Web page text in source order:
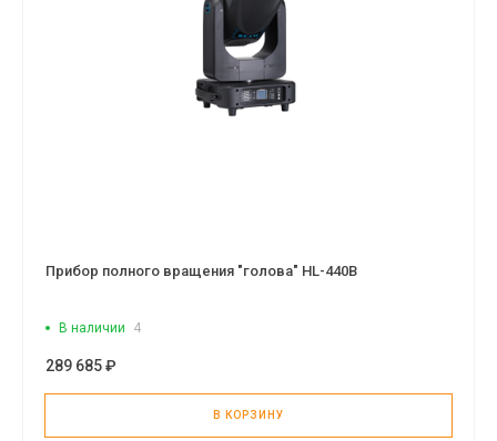
Прибор полного вращения "голова" HL-440B
В наличии 4
289 685 ₽
В КОРЗИНУ